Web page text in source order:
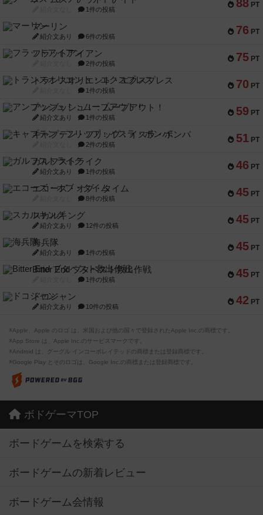
88 PT
1件の投稿
76 PT
マーリン
紹介文あり 6件の投稿
75 PT
フラットアイアン
2件の投稿
70 PT
トランスオリエント・エクスプレス
1件の投稿
59 PT
アンブッシュ！：ムーブアウト！
紹介文あり 1件の投稿
51 PT
キャプテン・フリップ：イスラ・ボンバ
2件の投稿
46 PT
ガルフストライク
紹介文あり 1件の投稿
45 PT
エコーズ・オブ・タイム
8件の投稿
45 PT
スカルキング
紹介文あり 12件の投稿
45 PT
海兵隊
紹介文あり 1件の投稿
45 PT
Bitter End ブタペスト救出作戦
1件の投稿
42 PT
ドコジャン
紹介文あり 10件の投稿
※Apple、Apple のロゴ は、米国および他の国々で登録されたApple Inc.の商標です。
※App Store は、Apple Inc.のサービスマークです。
※Android は、グーグル インコーポレイテッドの商標または登録商標です。
※Google Play とそのロゴは、Google Inc.の商標または登録商標です。
ボドゲーマTOP
ボードゲームを検索する
ボードゲームの新着レビュー
ボードゲーム会情報